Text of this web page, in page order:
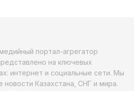
портал-агрегатор
на ключевых
интернет и социальные сети. Мы
новости Казахстана, СНГ и мира.